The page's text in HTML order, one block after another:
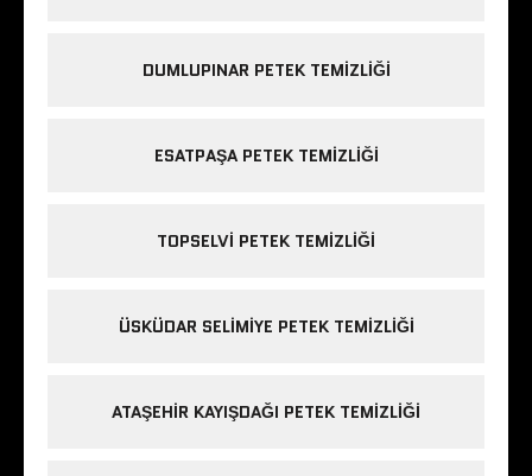
DUMLUPINAR PETEK TEMIZLIĞI
ESATPAŞA PETEK TEMIZLIĞI
TOPSELVI PETEK TEMIZLIĞI
ÜSKÜDAR SELIMIYE PETEK TEMIZLIĞI
ATAŞEHIR KAYIŞDAĞI PETEK TEMIZLIĞI